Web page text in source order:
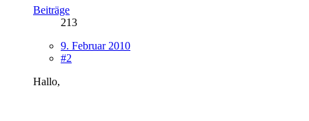
Beiträge
213
9. Februar 2010
#2
Hallo,